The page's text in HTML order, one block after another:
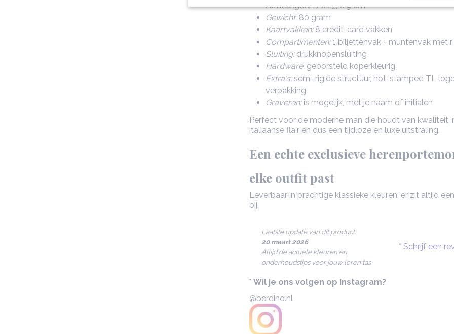
Afmetingen:11 x 2,5 x 9 cm
Gewicht:80 gram
Kaartvakken:8 credit-card vakken
Compartimenten:1 biljettenvak + muntenvak met
Sluiting:drukknopensluiting
Hardware:geborsteld koperkleurig
Extra's:semi-rigide structuur, hot-stamped TL
verpakking
Graveren:is mogelijk, met je naam of initialen
Perfect voor de moderne man die houdt van kwaliteit,
italiaanse flair en dus een tijdloze en luxe uitstraling.
Een echte exclusieve
elke outfit past
Leverbaar in prachtige klassieke kleuren; er zit altijd
bij.
Laatste update van dit product:
20 maart 2026
Altijd de actuele kleuren en
onderhoudstips voor jouw leren tas
* Schrijf een
* Wil je ons volgen op Instagram?
@berdino.nl